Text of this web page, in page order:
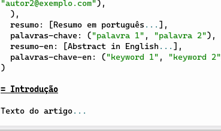
"autor2@exemplo.com") ,
) ,
  resumo
: [Resumo em português ... ] ,
  palavras-chave
: ("palavra 1" , "palavra 2") ,
  resumo-en
: [Abstract in English ... ] ,
  palavras-chave-en
: ("keyword 1" , "keyword 2"
)
= Introdução
Texto do artigo...